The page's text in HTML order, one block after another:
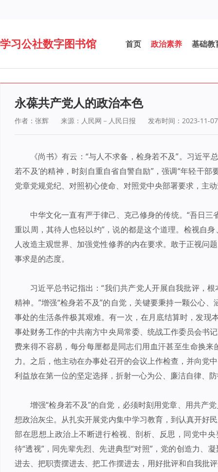
学习公社数字图书馆 首页 政治素养 基础教
永葆共产党人的政治本色
作者：张辉 来源：人民网－人民日报 发布时间：2023-11-07
《尚书》有云：“与人不求备，检身若不及”。习近
若不及’的精神，时刻自重自省自警自励”，强调“年轻干部
党章党规党纪、对照初心使命、对照党中央部署要求，主
中华文化一直有严于律己、克己修身的传统。“吾日三
重以周，其待人也轻以约”，说的都是这个道理。检视自
人改造主观世界、加强党性修养的内在要求。敢于正视问
事求是的态度。
习近平总书记指出：“我们共产党人开展自我批评，
精神。”增强“检身若不及”的自觉，关键要秉持一颗公心
事处的生活条件极其艰难。有一次，在月底结算时，发现
事处财务工作的中共南方中央局常委、统战工作委员会书
费来得不容易，每分每厘都是同志们用血汗甚至生命换
力。之后，他主动在办事处召开的会议上作检查，并向党
利益放在第一位的坚定选择，折射一心为公、廉洁自律、
增强“检身若不及”的自觉，必须时刻用党章、用共产
想政治灰尘。从扎实开展党内集中学习教育，到认真开好
部在思想上政治上不断进行检视、剖析、反思，同党中
待“透视”，同先辈先烈、先进典型“对照”，党的创造力、
进去、把职责摆进去、把工作摆进去，用好批评和自我批